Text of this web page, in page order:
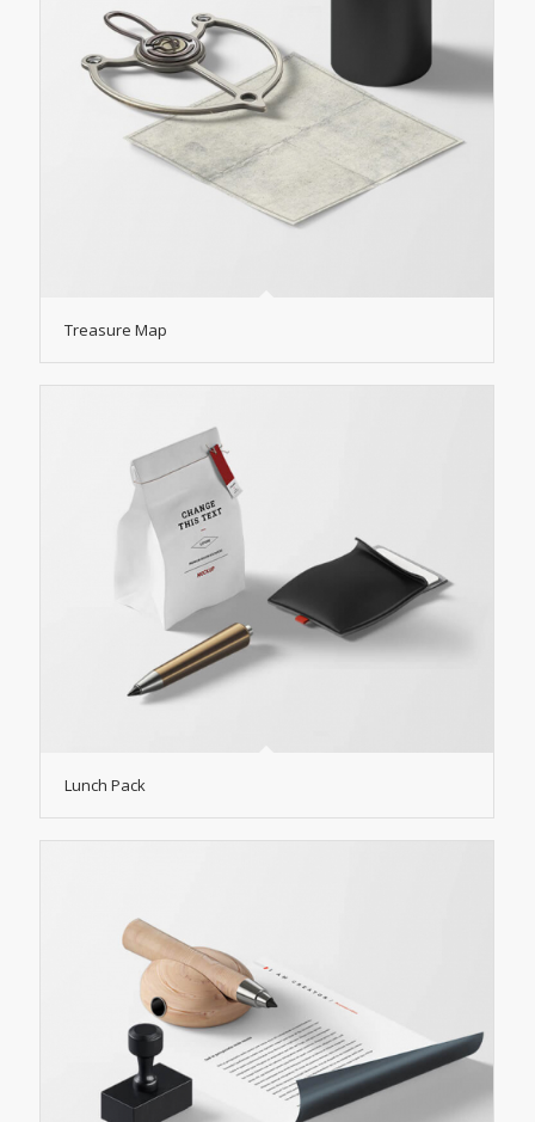
Treasure Map
Lunch Pack